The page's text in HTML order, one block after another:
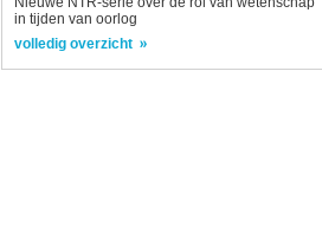
in tijden van oorlog
volledig overzicht